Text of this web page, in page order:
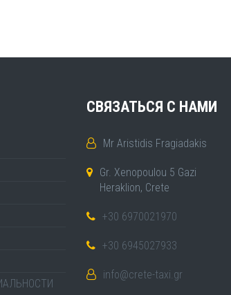
СВЯЗАТЬСЯ С НАМИ
Mr Aristidis Fragiadakis
Gr. Xenopoulou 5 Gazi
Heraklion, Crete
+30 6970021970
+30 6945027933
info@crete-taxi.gr